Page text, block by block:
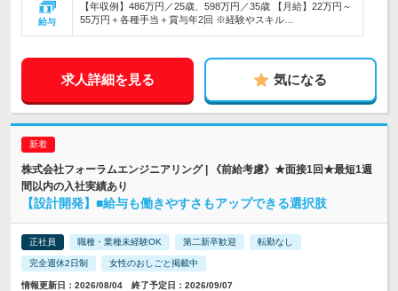
給与
【年収例】486万円／25歳、598万円／35歳 【月給】22万円～
55万円＋各種手当＋賞与年2回 ※経験やスキル…
求人詳細を見る 気になる
株式会社フォーラムエンジニアリング | 《前給考慮》★面接1回★最短1週
間以内の入社実績あり
【設計開発】■給与も働きやすさもアップできる選択肢
正社員 職種・業種未経験OK 第二新卒歓迎 転勤なし
完全週休2日制 女性のおしごと掲載中
情報更新日：2026/08/04 終了予定日：2026/09/07